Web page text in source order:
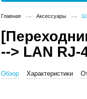
Главная Аксессуары
--> LAN RJ-
Обзор Характеристики